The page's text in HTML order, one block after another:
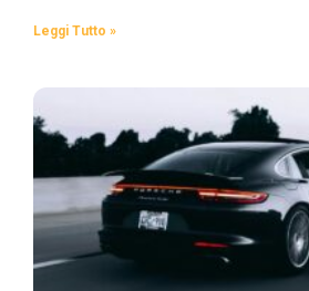
Leggi Tutto »